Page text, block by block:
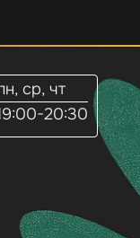
ср, чт
20:30